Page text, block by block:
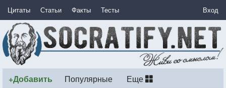
Цитаты Статьи Факты Тесты Вход
+Добавить Популярные Еще